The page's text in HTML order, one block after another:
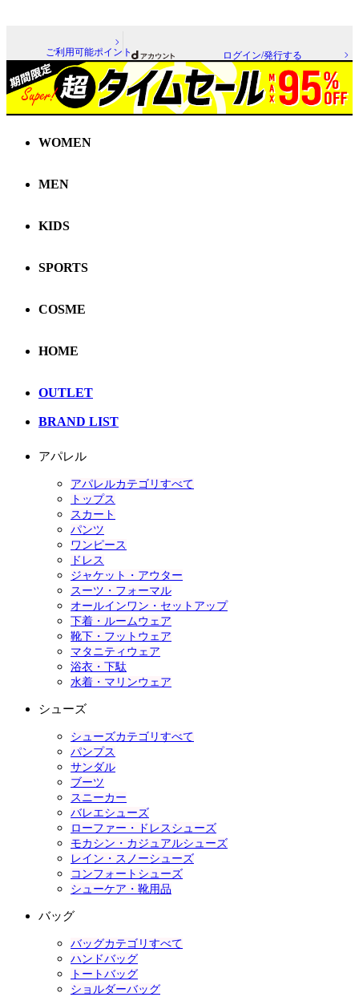
ご利用可能ポイント ログイン/発行する
WOMEN
MEN
KIDS
SPORTS
COSME
HOME
OUTLET
BRAND LIST
アパレル
アパレルカテゴリすべて
トップス
スカート
パンツ
ワンピース
ドレス
ジャケット・アウター
スーツ・フォーマル
オールインワン・セットアップ
下着・ルームウェア
靴下・フットウェア
マタニティウェア
浴衣・下駄
水着・マリンウェア
シューズ
シューズカテゴリすべて
パンプス
サンダル
ブーツ
スニーカー
バレエシューズ
ローファー・ドレスシューズ
モカシン・カジュアルシューズ
レイン・スノーシューズ
コンフォートシューズ
シューケア・靴用品
バッグ
バッグカテゴリすべて
ハンドバッグ
トートバッグ
ショルダーバッグ